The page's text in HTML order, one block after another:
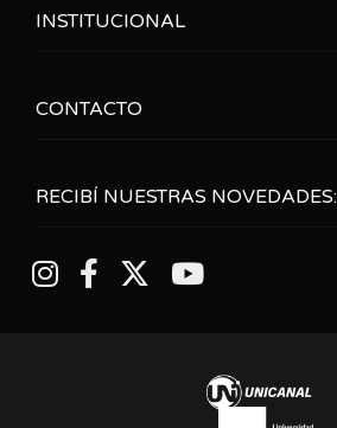
RECIBÍ NUESTRAS NOVEDADES:
INSTITUCIONAL
CONTACTO